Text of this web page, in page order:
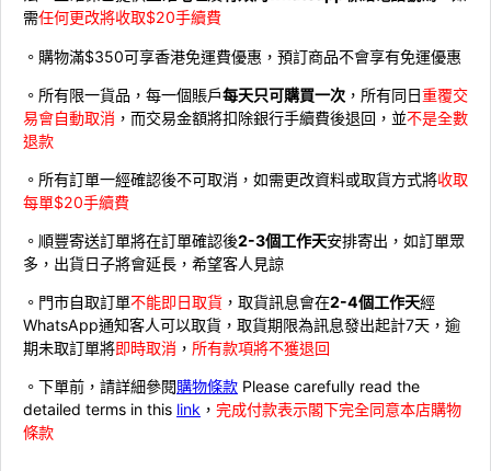
需任何更改將收取$20手續費
。購物滿$350可享香港免運費優惠，預訂商品不會享有免運優惠
。所有限一貨品，每一個賬戶每天只可購買一次 ，所有同日重覆交
易會自動取消 ，而交易金額將扣除銀行手續費後退回，並不是全數
退款
。所有訂單一經確認後不可取消，如需更改資料或取貨方式將收取
每單$20手續費
。順豐寄送訂單將在訂單確認後2-3個工作天安排寄出，如訂單眾
多，出貨日子將會延長，希望客人見諒
。門市自取訂單不能即日取貨 ，取貨訊息會在2-4個工作天經
WhatsApp通知客人可以取貨，取貨期限為訊息發出起計7天，逾
期未取訂單將即時取消 ， 所有款項將不獲退回
。下單前，請詳細參閱購物條款 Please carefully read the
detailed terms in this link ， 完成付款表示閣下完全同意本店購物
條款